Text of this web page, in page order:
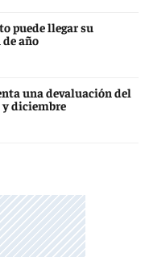
puede llegar su
año
una devaluación del
y diciembre